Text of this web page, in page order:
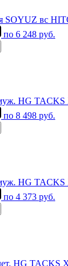
SOYUZ вс
по 6 248 руб.
HG
по 8 498 руб.
HG TACKS
по 4 373 руб.
HG TACKS